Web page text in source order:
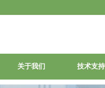
关于我们 技术支持